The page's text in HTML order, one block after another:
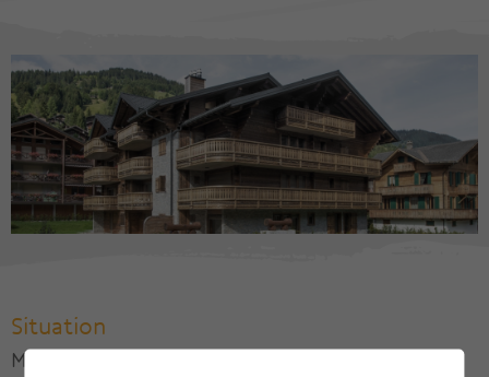
Situation
Morgins, Commune de Troistorrents / VS